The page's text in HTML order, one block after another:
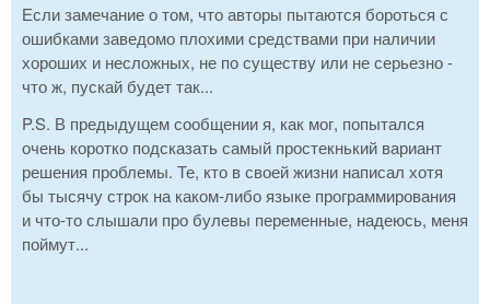
Если замечание о том, что авторы пытаются бороться с
ошибками заведомо плохими средствами при наличии
хороших и несложных, не по существу или не серьезно -
что ж, пускай будет так...
P.S. В предыдущем сообщении я, как мог, попытался
очень коротко подсказать самый простекнький вариант
решения проблемы. Те, кто в своей жизни написал хотя
бы тысячу строк на каком-либо языке программирования
и что-то слышали про булевы переменные, надеюсь, меня
поймут...